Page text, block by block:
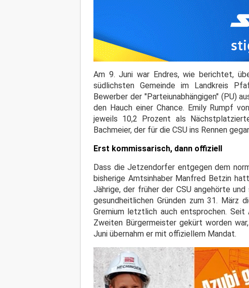
Am 9. Juni war Endres, wie berichtet,
südlichsten Gemeinde im Landkreis
Bewerber der "Parteiunabhängigen" (PU)
den Hauch einer Chance. Emily Rumpf
jeweils 10,2 Prozent als
Bachmeier, der für die CSU ins Rennen
Erst kommissarisch, dann offiziell
Dass die Jetzendorfer entgegen dem
bisherige Amtsinhaber Manfred Betzin
Jährige, der früher der CSU angehörte
gesundheitlichen Gründen zum 31.
Gremium letztlich auch entsprochen.
Zweiten Bürgermeister gekürt worden
Juni übernahm er mit offiziellem Mandat.